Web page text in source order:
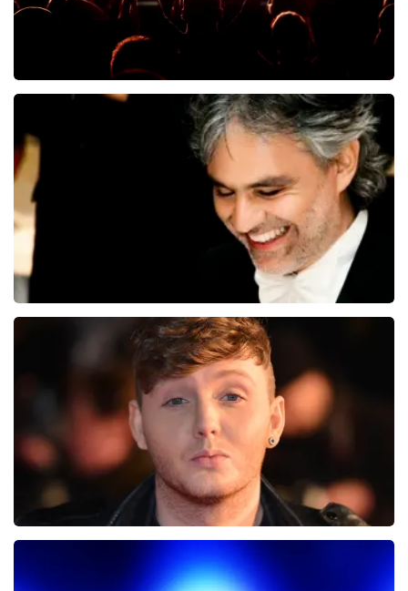
Woman In Love
Andrea Bocelli
157+reviews
BEKIJKEN
James Arthur
20reviews